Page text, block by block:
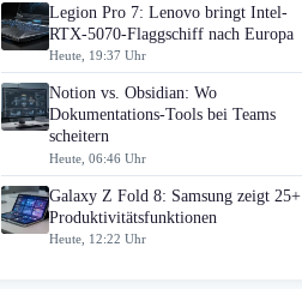
Legion Pro 7: Lenovo bringt Intel-
RTX-5070-Flaggschiff nach Europa
Heute, 19:37 Uhr
Notion vs. Obsidian: Wo
Dokumentations-Tools bei Teams
scheitern
Heute, 06:46 Uhr
Galaxy Z Fold 8: Samsung zeigt 25+
Produktivitätsfunktionen
Heute, 12:22 Uhr